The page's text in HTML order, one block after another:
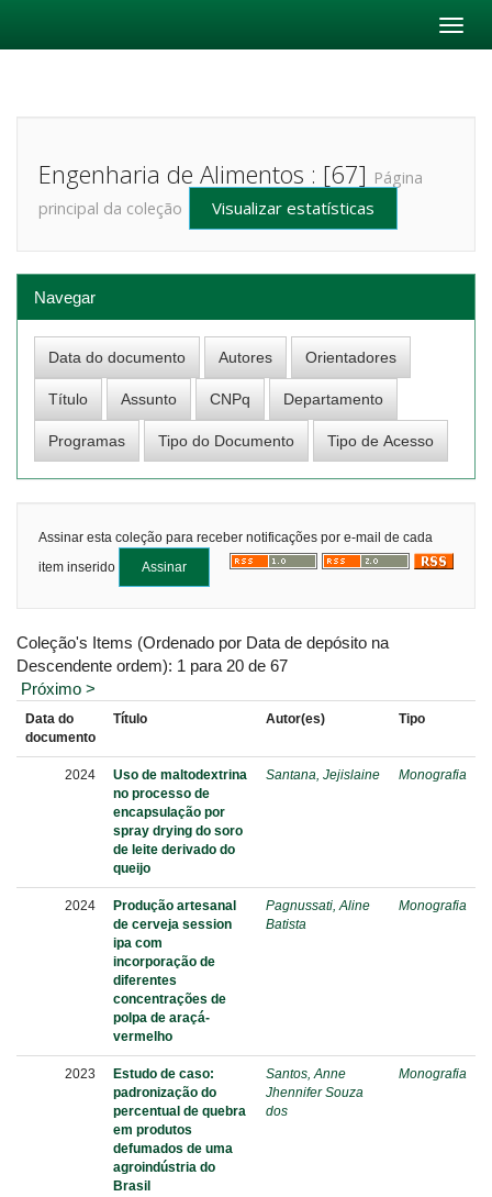
Engenharia de Alimentos : [67] Página
principal da coleção
Visualizar estatísticas
Navegar
Assinar esta coleção para receber notificações por e-mail de cada
item inserido
Coleção's Items (Ordenado por Data de depósito na
Descendente ordem): 1 para 20 de 67
Próximo >
Data do
documento
Título Autor(es) Tipo
2024
Uso de maltodextrina
no processo de
encapsulação por
spray drying do soro
de leite derivado do
queijo
Santana, Jejislaine Monografia
2024
Produção artesanal
de cerveja session
ipa com
incorporação de
diferentes
concentrações de
polpa de araçá-
vermelho
Pagnussati, Aline
Batista
Monografia
2023
Estudo de caso:
padronização do
percentual de quebra
em produtos
defumados de uma
agroindústria do
Brasil
Santos, Anne
Jhennifer Souza
dos
Monografia